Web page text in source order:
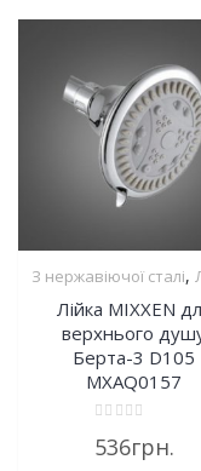
З нержавіючої сталі,
Лійка MIXXEN
верхнього
Берта-3 D105
MXAQ0157
0
out
536грн.